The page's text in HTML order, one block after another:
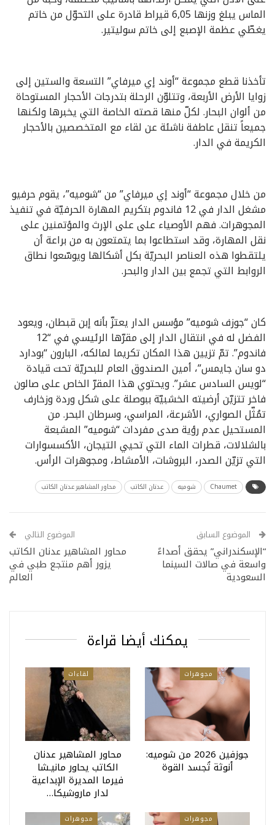
الماس يبلغ وزنها 6,05 قيراط قادرة على التحوّل من خاتم
يغطّي عظمة الإصبع إلى خاتم سوليتير.
تأخذنا قطع مجموعة “أوند إي ميرفاي” التسعة والستين إلى
زوايا الأرض الأربعة، وتتلوّن الرحلة بتدرجات الأحجار المستوحاة
من ألوان البحار. لكلّ منها قصته الخاصة التي يخبرها ولكنها
جميعاً تنقل عاطفة ناشئة عن لقاء مع المتخصصين بالأحجار
الكريمة في الدار.
من خلال مجموعة “أوند إي ميرفاي” من “شوميه”، يقوم حرفيو
مشغل الدار في 12 فاندوم بتكريم المهارة الحرفيّة في تنفيذ
المجوهرات. فهم الأوصياء على على الإرث والمؤتمنين على
نقل المهارة، وقد استطاعوا بما يتمتعون به من براعة أن
يلتقطوا هذه العناصر البحريّة بكل أشكالها ويوسّعوا نطاق
الروابط التي تجمع بين الدار والبحر.
كان “جوزف شوميه” مؤسس الدار يعتزّ بأنه إبن قبطان، ويعود
الفضل له في انتقال الدار إلى مقرّها الرئيسي في “12
فاندوم”. تمّ تزيين هذا المكان تكريما لمالكه، البارون “بودارد
دو سان جايمس”، أمين الصندوق العام للبحريّة تحت قيادة
“لويس السادس عشر”. ويحتوي هذا المقرّ الخاص على صالون
فاخر تتزيّن أرضيته الخشبيّة ببوصلة على شكل وردة وزخارف
تمُثّل الصواري، الأشرعة، المراسي، وسرطان البحر. من
المستحيل عدم رؤية صدى مفردات “شوميه” المشبعة
بالشلالات، قطرات الماء التي تحيي التيجان، الأكسسوارات
التي تزيّن الصدر، البروشات، الأمشاط، ومجوهرات الرأس.
Chaumet شوميه عدنان الكاتب محاور المشاهير عدنان الكاتب
الموضوع السابق
“الإسكندراني” يحقق أصداءً
واسعة في صالات السينما
السعودية
الموضوع التالي
محاور المشاهير عدنان الكاتب
يزور أهم منتجع طبي في
العالم
يمكنك أيضا قراءة
مجوهرات
جوزفين 2026 من شوميه:
أنوثة تُجسد القوة
لقاءات
‏محاور المشاهير عدنان
الكاتب يحاور مانيـشا
فيرما المديرة الإبداعية
لدار ماروشيكا…
مجوهرات مجوهرات